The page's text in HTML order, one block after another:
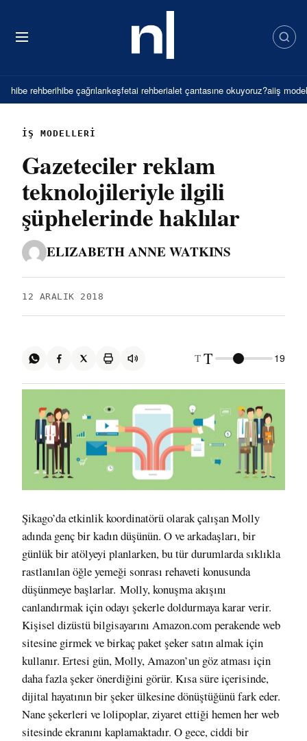
hibe rehberihibe çağrılarıkeşfetai rehberialet çantasıne okuyoruz?aiiş
İŞ MODELLERI
Gazeteciler reklam
teknolojileriyle ilgili
şüphelerinde haklılar
ELIZABETH ANNE WATKINS
12 ARALIK 2018
T T 19
Şikago’da etkinlik koordinatörü olarak çalışan Molly
adında genç bir kadın düşünün. O ve arkadaşları, bir
günlük bir atölyeyi planlarken, bu tür durumlarda sıklıkla
rastlanılan öğle yemeği sonrası rehaveti konusunda
düşünmeye başlarlar. Molly, konuşma akışını
canlandırmak için odayı şekerle doldurmaya karar verir.
Kişisel dizüstü bilgisayarını Amazon.com perakende web
sitesine girmek ve birkaç paket şeker satın almak için
kullanır. Ertesi gün, Molly, Amazon’un göz atması için
daha fazla şeker önerdiğini görür. Kısa süre içerisinde,
dijital hayatının bir şeker ülkesine dönüştüğünü fark eder.
Nane şekerleri ve lolipoplar, ziyaret ettiği hemen her web
sitesinde ekranını kaplamaktadır. O gece, ciddi bir